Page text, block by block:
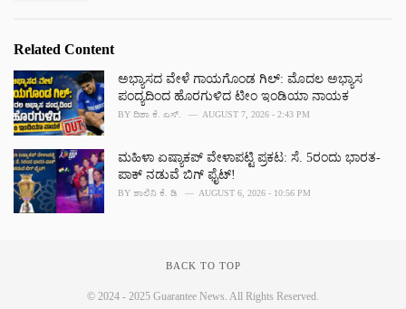
Related Content
ಅಭ್ಯಾಸದ ವೇಳೆ ಗಾಯಗೊಂಡ ಗಿಲ್: ಮೊದಲ ಅಭ್ಯಾಸ
ಪಂದ್ಯದಿಂದ ಹೊರಗುಳಿದ ಟೀಂ ಇಂಡಿಯಾ ನಾಯಕ
BY ದಿಶಾ ಕೆ. ಎಸ್. AUGUST 7, 2026 - 2:43 PM
ಮಹಿಳಾ ಏಷ್ಯಾಕಪ್ ವೇಳಾಪಟ್ಟಿ ಪ್ರಕಟ: ಸೆ. 5ರಂದು ಭಾರತ-
ಪಾಕ್‌ ನಡುವೆ ಬಿಗ್ ಫೈಟ್!
BY ಶಾಲಿನಿ ಕೆ. ಡಿ AUGUST 6, 2026 - 10:56 PM
BACK TO TOP
© 2024 - 2025 Guarantee News. All Rights Reserved.